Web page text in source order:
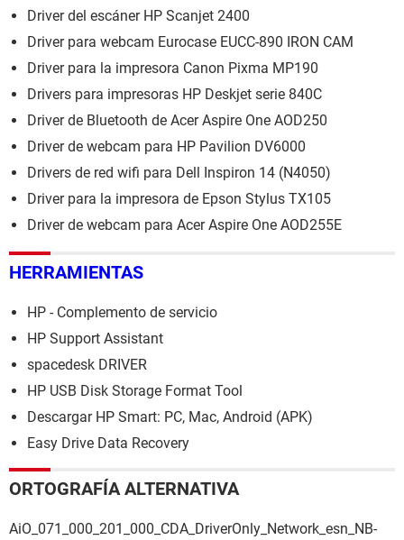
Driver del escáner HP Scanjet 2400
Driver para webcam Eurocase EUCC-890 IRON CAM
Driver para la impresora Canon Pixma MP190
Drivers para impresoras HP Deskjet serie 840C
Driver de Bluetooth de Acer Aspire One AOD250
Driver de webcam para HP Pavilion DV6000
Drivers de red wifi para Dell Inspiron 14 (N4050)
Driver para la impresora de Epson Stylus TX105
Driver de webcam para Acer Aspire One AOD255E
HERRAMIENTAS
HP - Complemento de servicio
HP Support Assistant
spacedesk DRIVER
HP USB Disk Storage Format Tool
Descargar HP Smart: PC, Mac, Android (APK)
Easy Drive Data Recovery
ORTOGRAFÍA ALTERNATIVA
AiO_071_000_201_000_CDA_DriverOnly_Network_esn_NB-